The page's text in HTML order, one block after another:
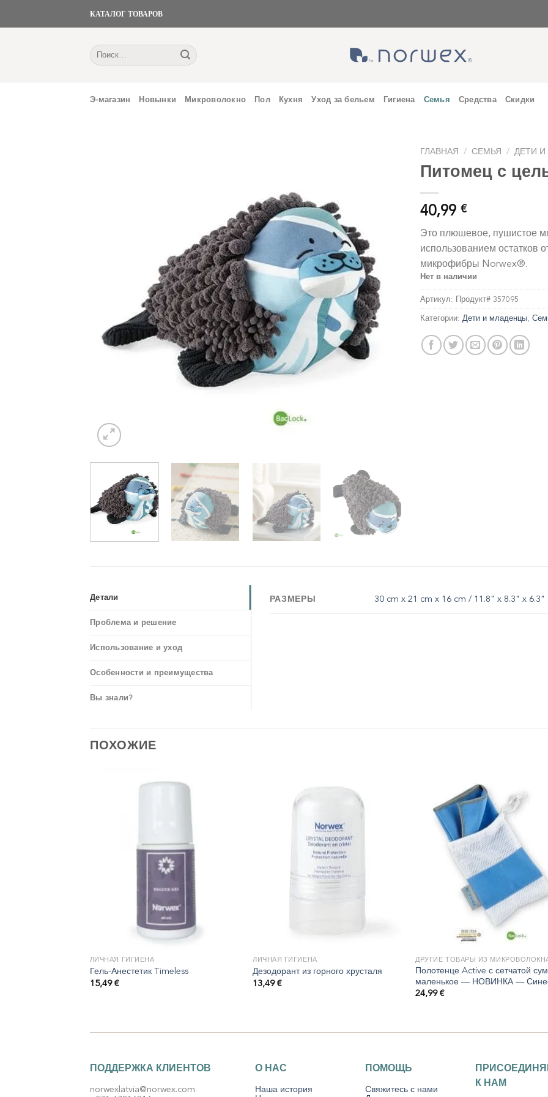
КАТАЛОГ ТОВАРОВ
Искать:
Э-магазин Новынки Микроволокно Пол Кухня Уход за бельем Гигиена Семья Средства Скидки
ГЛАВНАЯ / СЕМЬЯ / ДЕТИ
Питомец с
40,99 €
Это плюшевое, пушистое
использованием остатков
микрофибры Norwex®.
Нет в наличии
Артикул: Продукт# 357095
Категории: Дети и младенцы,
Детали
Проблема и решение
Использование и уход
Особенности и преимущества
Вы знали?
РАЗМЕРЫ 30 cm x 21 cm x 16 cm / 11.8" x 8.3" x 6.3"
ПОХОЖИЕ
ЛИЧНАЯ ГИГИЕНА
Гель-Анестетик Timeless
15,49€
ЛИЧНАЯ ГИГИЕНА
Дезодорант из горного хрусталя
13,49€
ДРУГИЕ ТОВАРЫ ИЗ
Полотенце Active с сетчатой
маленькое — НОВИНКА —
24,99€
ПОДДЕРЖКА КЛИЕНТОВ
norwexlatvia@norwex.com
О НАС
Наша история
ПОМОЩЬ
Свяжитесь с нами
К НАМ